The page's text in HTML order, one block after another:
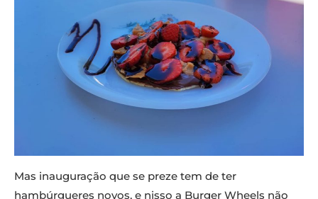
Mas inauguração que se preze tem de ter
hambúrgueres novos, e nisso a Burger Wheels não